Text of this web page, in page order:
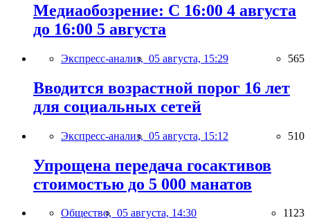
Медиаобозрение: С 16:00 4 августа
до 16:00 5 августа
Экспресс-анализ, 05 августа, 15:29 565
Вводится возрастной порог 16 лет
для социальных сетей
Экспресс-анализ, 05 августа, 15:12 510
Упрощена передача госактивов
стоимостью до 5 000 манатов
Общество, 05 августа, 14:30 1123